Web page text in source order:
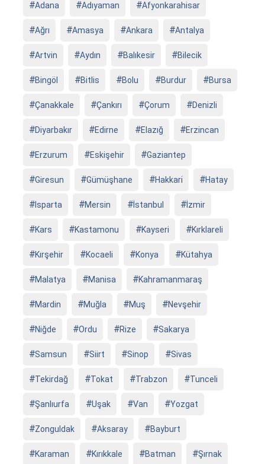
Adana Adıyaman Afyonkarahisar
Ağrı Amasya Ankara Antalya
Artvin Aydın Balıkesir Bilecik
Bingöl Bitlis Bolu Burdur Bursa
Çanakkale Çankırı Çorum Denizli
Diyarbakır Edirne Elazığ Erzincan
Erzurum Eskişehir Gaziantep
Giresun Gümüşhane Hakkari Hatay
Isparta Mersin İstanbul İzmir
Kars Kastamonu Kayseri Kırklareli
Kırşehir Kocaeli Konya Kütahya
Malatya Manisa Kahramanmaraş
Mardin Muğla Muş Nevşehir
Niğde Ordu Rize Sakarya
Samsun Siirt Sinop Sivas
Tekirdağ Tokat Trabzon Tunceli
Şanlıurfa Uşak Van Yozgat
Zonguldak Aksaray Bayburt
Karaman Kırıkkale Batman Şırnak